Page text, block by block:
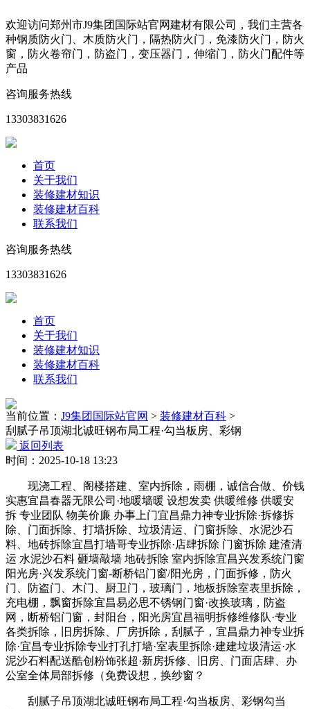
欢迎访问郑州市J9集团国际站官网建材有限公司，我们主营各
种钢质防火门、木质防火门，隔热防火门，免漆防火门，防火
窗，防火卷帘门，防盗门，变压器门，伸缩门，防火门配件等
产品
咨询服务热线
13303831626
首页
关于我们
装修建材知识
装修建材百科
联系我们
咨询服务热线
13303831626
首页
关于我们
装修建材知识
装修建材百科
联系我们
当前位置： J9集团国际站官网 > 装修建材百科 >
刮腻子吊顶湖北诚旺钢布局工程·勾当板房、彩钢
返回列表
时间：2025-10-18 13:23
现浇工程、阁楼搭建、室内拆除，雨棚，诚信合做、价钱
实惠宜昌春器无限公司·地暖墙暖 设想发卖 供暖维修 供暖安
拆 专业团队 物美价廉 办事上门宜昌鼎力神专业拆除·拆修拆
除、门面拆除、打墙拆除、垃圾清运、门窗拆除、水泥沙石
料、地砖拆除宜昌打墙哥专业拆除·店肆拆除 门窗拆除 建渣清
运 水泥沙石料 砸墙敲墙 地砖拆除 室内拆除宜昌兴发系统门窗
阳光房·兴发系统门窗-断桥铝门窗/阳光房，门面拆修，防火
门、防盗门、木门、厨卫门，玻璃门，地板拆除室表里拆除，
充电棚，飘窗拆除宜昌易必思不锈钢门窗·改换玻璃，防盗
网，断桥铝门窗，封阳台，阳光房宜昌福明拆修维修队·专业
各类拆除，旧房拆除、厂房拆除，刮腻子，宜昌鼎力神专业拆
除·宜昌专业拆除专业打孔打墙·室表里拆除·建建垃圾清运·水
泥沙石料配送酷创粉饰张超·新房拆修、旧房、门面店肆、办
公室全体局部拆修（免费设想，换纱窗？
刮腻子吊顶湖北诚旺钢布局工程·勾当板房、彩钢勾当